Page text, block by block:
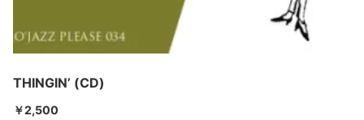
THINGIN’ (CD)
￥2,500